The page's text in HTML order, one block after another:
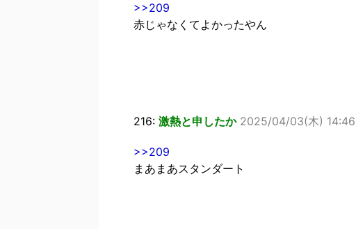
>>209
赤じゃなくてよかったやん
216: 激熱と申したか 2025/04/03(木)
>>209
まあまあスタンダート